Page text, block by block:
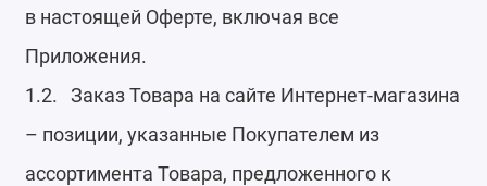
в настоящей Оферте, включая все
Приложения.
1.2. Заказ Товара на сайте Интернет-магазина
– позиции, указанные Покупателем из
ассортимента Товара, предложенного к